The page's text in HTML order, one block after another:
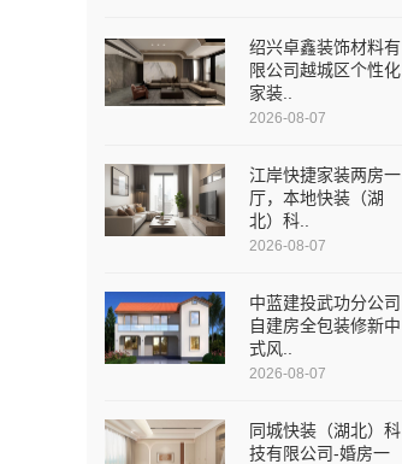
绍兴卓鑫装饰材料有
限公司越城区个性化
家装..
2026-08-07
江岸快捷家装两房一
厅，本地快装（湖
北）科..
2026-08-07
中蓝建投武功分公司
自建房全包装修新中
式风..
2026-08-07
同城快装（湖北）科
技有限公司-婚房一